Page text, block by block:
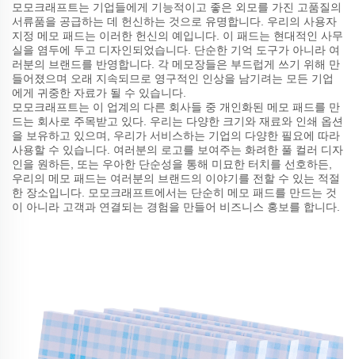
모모크래프트는 기업들에게 기능적이고 좋은 외모를 가진 고품질의
서류품을 공급하는 데 헌신하는 것으로 유명합니다. 우리의 사용자
지정 메모 패드는 이러한 헌신의 예입니다. 이 패드는 현대적인 사무
실을 염두에 두고 디자인되었습니다. 단순한 기억 도구가 아니라 여
러분의 브랜드를 반영합니다. 각 메모장들은 부드럽게 쓰기 위해 만
들어졌으며 오래 지속되므로 영구적인 인상을 남기려는 모든 기업
에게 귀중한 자료가 될 수 있습니다.
모모크래프트는 이 업계의 다른 회사들 중 개인화된 메모 패드를 만
드는 회사로 주목받고 있다. 우리는 다양한 크기와 재료와 인쇄 옵션
을 보유하고 있으며, 우리가 서비스하는 기업의 다양한 필요에 따라
사용할 수 있습니다. 여러분의 로고를 보여주는 화려한 풀 컬러 디자
인을 원하든, 또는 우아한 단순성을 통해 미묘한 터치를 선호하든,
우리의 메모 패드는 여러분의 브랜드의 이야기를 전할 수 있는 적절
한 장소입니다. 모모크래프트에서는 단순히 메모 패드를 만드는 것
이 아니라 고객과 연결되는 경험을 만들어 비즈니스 홍보를 합니다.